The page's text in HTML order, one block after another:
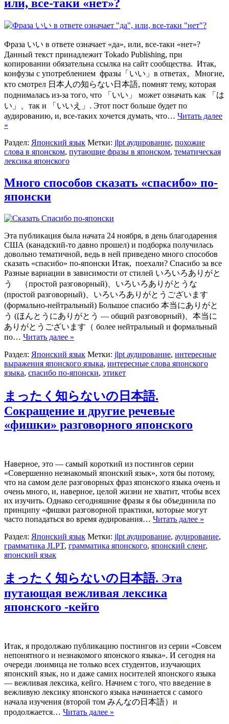
или, все-таки «нет»?
Фраза いい в ответе означает «да», или, все-таки «нет»?
Данный текст принадлежит Tokado Publishing, при
копировании обязательна ссылка на сайт сообщества. Итак,
конфузы с употреблением фразы「いい」в ответах。Многие,
кто смотрел 日本人の知らない日本語, помнят тему, которая
поднималась из-за того, что 「いい」 может означать как 「は
い」、так и 「いいえ」. Этот пост больше будет по
аудированию, и, все-таких хочется думать, что… Читать далее
»
Раздел: Японский язык Метки: jlpt аудирование, похожие
слова в японском, путающие фразы в японском, тематическая
лексика японского
Много способов сказать «спасибо» по-
японски
Эта публикация была начата 24 ноября, в день благодарения
США (канадский-то давно прошел) и подборка получилась
довольно тематичной, ведь в ней приведено много способов
сказать «спасибо» по-японски Итак, поехали? Спасибо за все
Разные вариации в зависимости от стилей いろいろありがと
う （простой разговорный)、いろいろありがとうな
(простой разговорный)、いろいろありがとうございます
(формально-нейтральный) Большое спасибо 本当にありがと
う (ほんとうにありがとう — общий разговорный)、本当に
ありがとうございます（ более нейтральный и формальный
по… Читать далее »
Раздел: Японский язык Метки: jlpt аудирование, интересные
выражения японского языка, интересные слова японского
языка, спасибо по-японски, этикет
まったく知らないの日本語.
Сокращение и другие речевые
«фишки» разговорного японского
Наверное, это — самый короткий из постингов серии
«Совершенно незнакомый японский язык», хотя бы потому,
что на самом деле разговорных фраз японского языка очень и
очень много, и, наверное, целой жизни не хватит, чтобы всех
их изучить. Однако сегодняшние фразы я бы объединила по
принципу «фишки разговорной практики, которые могут
часто попадаться во время аудирования… Читать далее »
Раздел: Японский язык Метки: jlpt аудирование, аудирование,
грамматика JLPT, грамматика японского, японский сленг,
японский язык
まったく知らないの日本語. Эта
путающая вежливая лексика
японского -кейго
Итак, я продолжаю публикацию постингов из серии «Совсем
непонятного и незнакомого японского языка». И сегодня на
очереди люимица не только всех студентов, изучающих
японский язык, но и даже самих носителей японского языка
— вежливая лексика, кейго. Начнем с того, что введение в
вежливую лексику японского языка начинается с самого
начала изучения (второй том みんなの日本語）и
продолжается… Читать далее »